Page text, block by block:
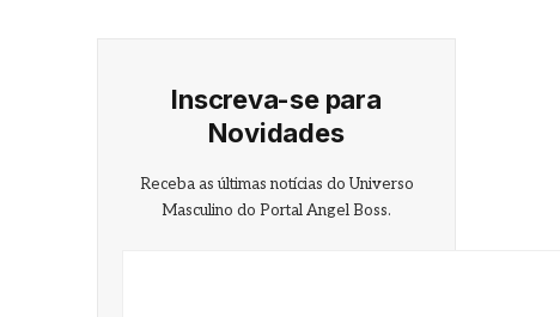
Inscreva-se para
Novidades
Receba as últimas notícias do Universo
Masculino do Portal Angel Boss.